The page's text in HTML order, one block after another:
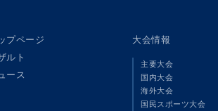
プページ
ルト
ース
大会情報
主要大会
国内大会
海外大会
国民スポーツ大会